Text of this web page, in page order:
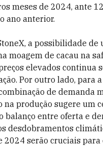
meses de 2024, ante
ano anterior.
a possibilidade de
moagem de cacau na
elevados continua
Por outro lado, para
de demanda
na produção sugere um
balanço entre oferta e
desdobramentos
2024 serão cruciais